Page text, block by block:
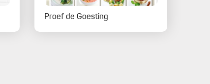
Proef de Goesting